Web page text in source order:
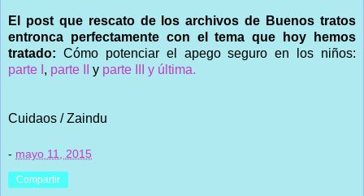
El post que rescato de los archivos de Buenos tratos
entronca perfectamente con el tema que hoy hemos
tratado: Cómo potenciar el apego seguro en los niños:
parte I , parte II y parte III y última.
Cuidaos / Zaindu
- mayo 11, 2015
Compartir